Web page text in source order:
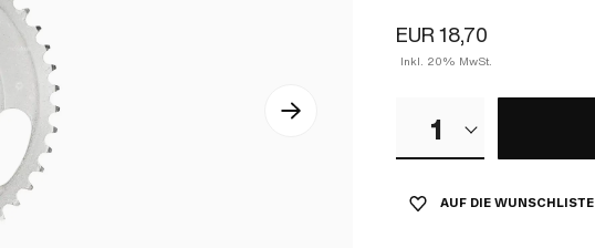
EUR 18,70
Inkl. 20% MwSt.
1
AUF DIE WUNSCHLISTE